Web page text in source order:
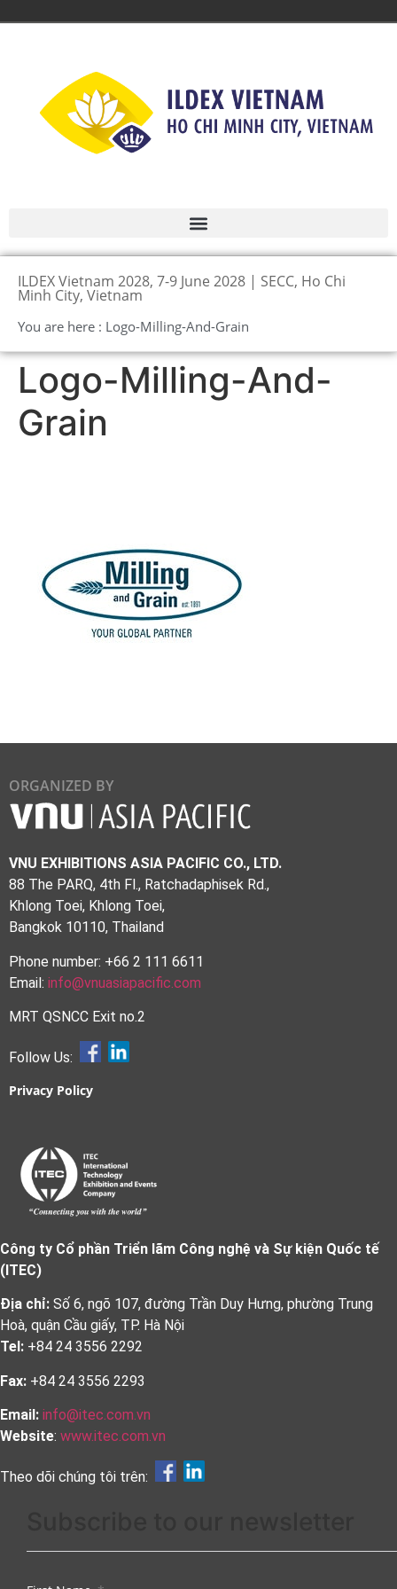
ILDEX Vietnam 2028, 7-9 June 2028 | SECC, Ho Chi
Minh City, Vietnam
You are here : Logo-Milling-And-Grain
Logo-Milling-And-
Grain
ORGANIZED BY
VNU EXHIBITIONS ASIA PACIFIC CO., LTD.
88 The PARQ, 4th Fl., Ratchadaphisek Rd.,
Khlong Toei, Khlong Toei,
Bangkok 10110, Thailand
Phone number: +66 2 111 6611
Email: info@vnuasiapacific.com
MRT QSNCC Exit no.2
Follow Us:
Privacy Policy
Công ty Cổ phần Triển lãm Công nghệ và Sự kiện Quốc tế
(ITEC)
Địa chỉ: Số 6, ngõ 107, đường Trần Duy Hưng, phường Trung
Hoà, quận Cầu giấy, TP. Hà Nội
Tel: +84 24 3556 2292
Fax: +84 24 3556 2293
Email: info@itec.com.vn
Website: www.itec.com.vn
Theo dõi chúng tôi trên: